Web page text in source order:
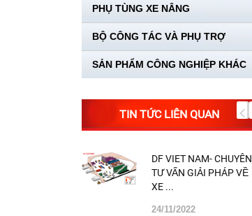
PHỤ TÙNG XE NÂNG
BỘ CÔNG TÁC VÀ PHỤ TRỢ
SẢN PHẨM CÔNG NGHIỆP KHÁC
TIN TỨC LIÊN QUAN
DF VIET NAM- CHUYÊN
TƯ VẤN GIẢI PHÁP VỀ
XE ...
24/11/2022